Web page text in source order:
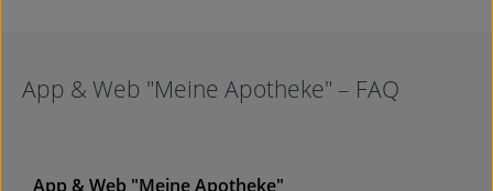
App & Web "Meine Apotheke" – FAQ
App & Web "Meine Apotheke"